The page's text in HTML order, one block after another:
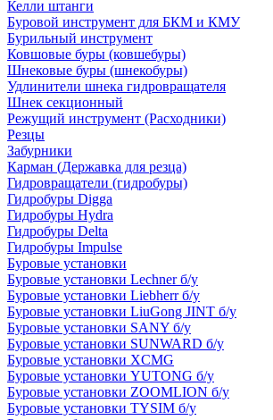
Келли штанги
Буровой инструмент для БКМ и КМУ
Бурильный инструмент
Ковшовые буры (ковшебуры)
Шнековые буры (шнекобуры)
Удлинители шнека гидровращателя
Шнек секционный
Режущий инструмент (Расходники)
Резцы
Забурники
Карман (Державка для резца)
Гидровращатели (гидробуры)
Гидробуры Digga
Гидробуры Hydra
Гидробуры Delta
Гидробуры Impulse
Буровые установки
Буровые установки Lechner б/у
Буровые установки Liebherr б/у
Буровые установки LiuGong JINT б/у
Буровые установки SANY б/у
Буровые установки SUNWARD б/у
Буровые установки XCMG
Буровые установки YUTONG б/у
Буровые установки ZOOMLION б/у
Буровые установки TYSIM б/у